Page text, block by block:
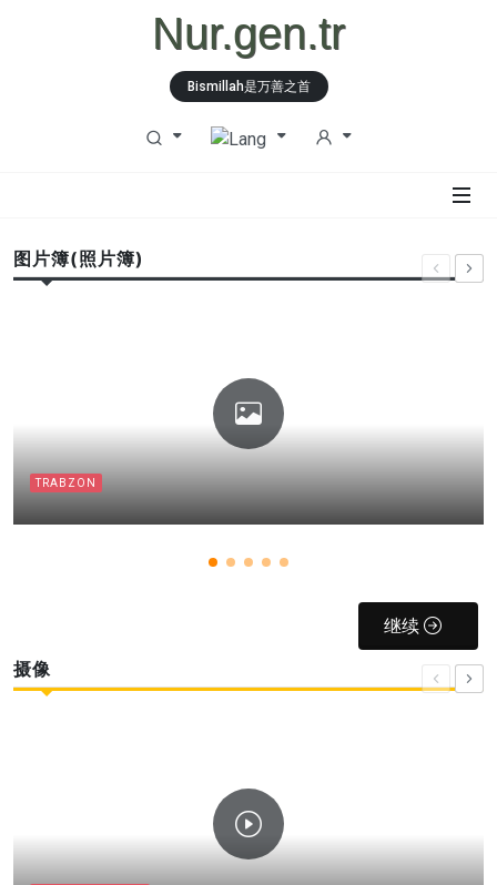
Nur.gen.tr
Bismillah是万善之首
图片簿(照片簿)
TRABZON
继续
摄像